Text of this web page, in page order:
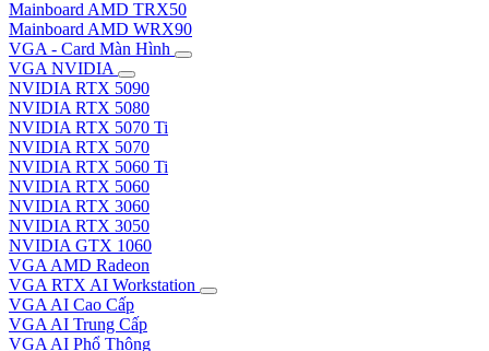
Mainboard AMD TRX50
Mainboard AMD WRX90
VGA - Card Màn Hình
VGA NVIDIA
NVIDIA RTX 5090
NVIDIA RTX 5080
NVIDIA RTX 5070 Ti
NVIDIA RTX 5070
NVIDIA RTX 5060 Ti
NVIDIA RTX 5060
NVIDIA RTX 3060
NVIDIA RTX 3050
NVIDIA GTX 1060
VGA AMD Radeon
VGA RTX AI Workstation
VGA AI Cao Cấp
VGA AI Trung Cấp
VGA AI Phổ Thông